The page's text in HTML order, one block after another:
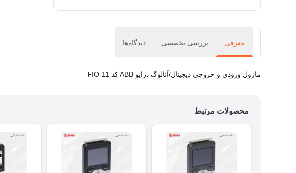
معرفی بررسی تخصصی دیدگاه‌ها
ماژول ورودی و خروجی دیجیتال/آنالوگ درایو ABB کد FIO-11
محصولات مرتبط